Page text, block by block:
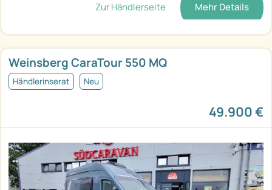
Zur Händlerseite Mehr Details
Weinsberg CaraTour 550 MQ
Händlerinserat Neu
49.900 €